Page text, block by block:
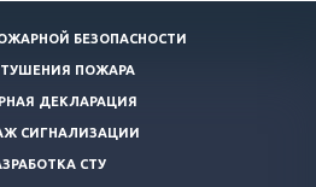
БЕЗОПАСНОСТИ
ПОЖАРА
ДЕКЛАРАЦИЯ
СИГНАЛИЗАЦИИ
СТУ